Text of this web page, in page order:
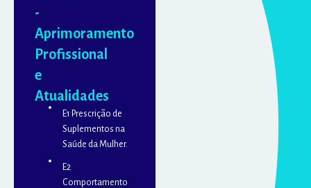
-
Aprimoramento
Profissional
e
Atualidades
E1 Prescrição de
Suplementos na
Saúde da Mulher.
E2
Comportamento